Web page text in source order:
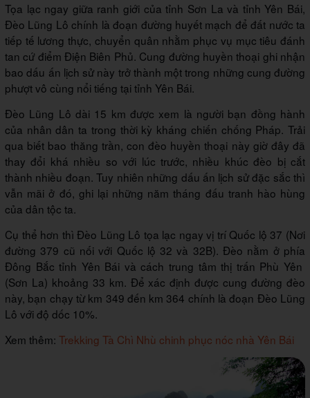
Tọa lạc ngay giữa ranh giới của tỉnh Sơn La và tỉnh Yên Bái,
Đèo Lũng Lô chính là đoạn đường huyết mạch để đất nước ta
tiếp tế lương thực, chuyển quân nhằm phục vụ mục tiêu đánh
tan cứ điểm Điện Biên Phủ. Cung đường huyền thoại ghi nhận
bao dấu ấn lịch sử này trở thành một trong những cung đường
phượt vô cùng nổi tiếng tại tỉnh Yên Bái.
Đèo Lũng Lô dài 15 km được xem là người bạn đồng hành
của nhân dân ta trong thời kỳ kháng chiến chống Pháp. Trải
qua biết bao thăng trần, con đèo huyền thoại này giờ đây đã
thay đổi khá nhiều so với lúc trước, nhiều khúc đèo bị cắt
thành nhiều đoạn. Tuy nhiên những dấu ấn lịch sử đặc sắc thì
vẫn mãi ở đó, ghi lại những năm tháng đấu tranh hào hùng
của dân tộc ta.
Cụ thể hơn thì Đèo Lũng Lô tọa lạc ngay vị trí Quốc lộ 37 (Nơi
đường 379 cũ nối với Quốc lộ 32 và 32B). Đèo nằm ở phía
Đông Bắc tỉnh Yên Bái và cách trung tâm thị trấn Phù Yên
(Sơn La) khoảng 33 km. Để xác định được cung đường đèo
này, bạn chạy từ km 349 đến km 364 chính là đoạn Đèo Lũng
Lô với độ dốc 10%.
Xem thêm: Trekking Tà Chì Nhù chinh phục nóc nhà Yên Bái